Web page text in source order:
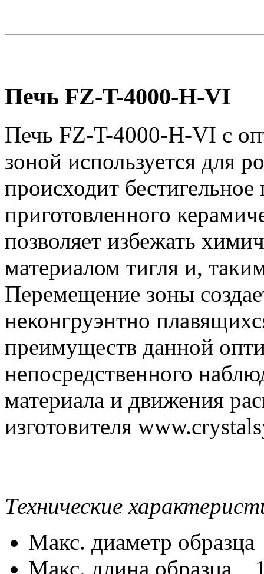
Печь FZ-T-4000-H-VI
Печь FZ-T-4000-H-VI с
зоной используется для
происходит
приготовленного
позволяет избежать
материалом тигля и,
Перемещение зоны
неконгруэнтно
преимуществ данной
непосредственного
материала и движения
изготовителя
Технические
Макс. диаметр
Макс. длина образца